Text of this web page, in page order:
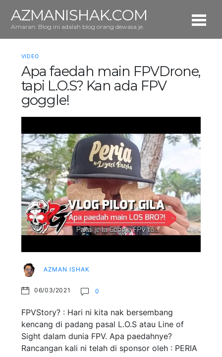
AZMANISHAK.COM
Amaran: Blog ini adalah blog orang dewasa je.
VIDEO
Apa faedah main FPVDrone,
tapi L.O.S? Kan ada FPV
goggle!
AZMAN ISHAK
06/03/2021 0
FPVStory? : Hari ni kita nak bersembang
kencang di padang pasal L.O.S atau Line of
Sight dalam dunia FPV. Apa paedahnye?
Rancangan kali ni telah di sponsor oleh : PERIA